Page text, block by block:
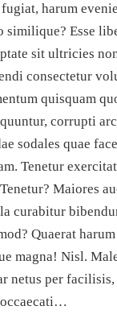
harum
similique? Esse
sit ultricies
consectetur
quisquam
corrupti
sodales quae
Tenetur
Maiores
curabitur
Quaerat
magna! Nisl.
netus per
occaecati…